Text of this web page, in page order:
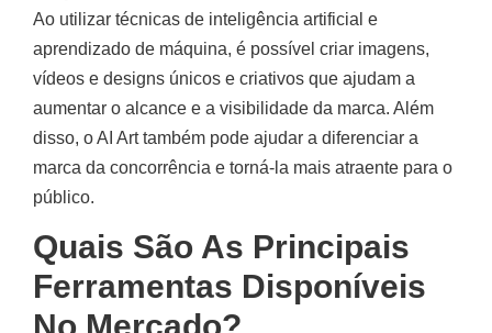
Ao utilizar técnicas de inteligência artificial e
aprendizado de máquina, é possível criar imagens,
vídeos e designs únicos e criativos que ajudam a
aumentar o alcance e a visibilidade da marca. Além
disso, o AI Art também pode ajudar a diferenciar a
marca da concorrência e torná-la mais atraente para o
público.
Quais São As Principais
Ferramentas Disponíveis